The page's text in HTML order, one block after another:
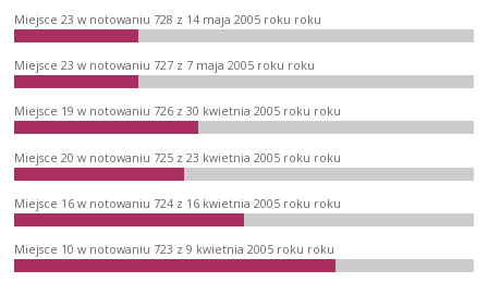
Miejsce 23 w notowaniu 728 z 14 maja 2005 roku roku
Miejsce 23 w notowaniu 727 z 7 maja 2005 roku roku
Miejsce 19 w notowaniu 726 z 30 kwietnia 2005 roku roku
Miejsce 20 w notowaniu 725 z 23 kwietnia 2005 roku roku
Miejsce 16 w notowaniu 724 z 16 kwietnia 2005 roku roku
Miejsce 10 w notowaniu 723 z 9 kwietnia 2005 roku roku